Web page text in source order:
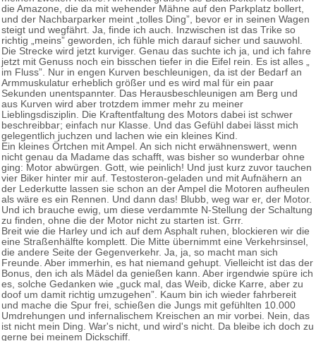
die Amazone, die da mit wehender Mähne auf den Parkplatz bollert,
und der Nachbarparker meint „tolles Ding”, bevor er in seinen Wagen
steigt und wegfährt. Ja, finde ich auch. Inzwischen ist das Trike so
richtig „meins” geworden, ich fühle mich darauf sicher und sauwohl.
Die Strecke wird jetzt kurviger. Genau das suchte ich ja, und ich fahre
jetzt mit Genuss noch ein bisschen tiefer in die Eifel rein. Es ist alles „
im Fluss”. Nur in engen Kurven beschleunigen, da ist der Bedarf an
Armmuskulatur erheblich größer und es wird mal für ein paar
Sekunden unentspannter. Das Herausbeschleunigen am Berg und
aus Kurven wird aber trotzdem immer mehr zu meiner
Lieblingsdisziplin. Die Kraftentfaltung des Motors dabei ist schwer
beschreibbar; einfach nur Klasse. Und das Gefühl dabei lässt mich
gelegentlich juchzen und lachen wie ein kleines Kind.
Ein kleines Örtchen mit Ampel. An sich nicht erwähnenswert, wenn
nicht genau da Madame das schafft, was bisher so wunderbar ohne
ging: Motor abwürgen. Gott, wie peinlich! Und just kurz zuvor tauchen
vier Biker hinter mir auf. Testosteron-geladen und mit Aufnähern an
der Lederkutte lassen sie schon an der Ampel die Motoren aufheulen
als wäre es ein Rennen. Und dann das! Blubb, weg war er, der Motor.
Und ich brauche ewig, um diese verdammte N-Stellung der Schaltung
zu finden, ohne die der Motor nicht zu starten ist. Grrr.
Breit wie die Harley und ich auf dem Asphalt ruhen, blockieren wir die
eine Straßenhälfte komplett. Die Mitte übernimmt eine Verkehrsinsel,
die andere Seite der Gegenverkehr. Ja, ja, so macht man sich
Freunde. Aber immerhin, es hat niemand gehupt. Vielleicht ist das der
Bonus, den ich als Mädel da genießen kann. Aber irgendwie spüre ich
es, solche Gedanken wie „guck mal, das Weib, dicke Karre, aber zu
doof um damit richtig umzugehen”. Kaum bin ich wieder fahrbereit
und mache die Spur frei, schießen die Jungs mit gefühlten 10.000
Umdrehungen und infernalischem Kreischen an mir vorbei. Nein, das
ist nicht mein Ding. War's nicht, und wird's nicht. Da bleibe ich doch zu
gerne bei meinem Dickschiff.